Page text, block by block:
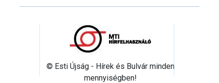
© Esti Újság - Hírek és Bulvár minden
mennyiségben!